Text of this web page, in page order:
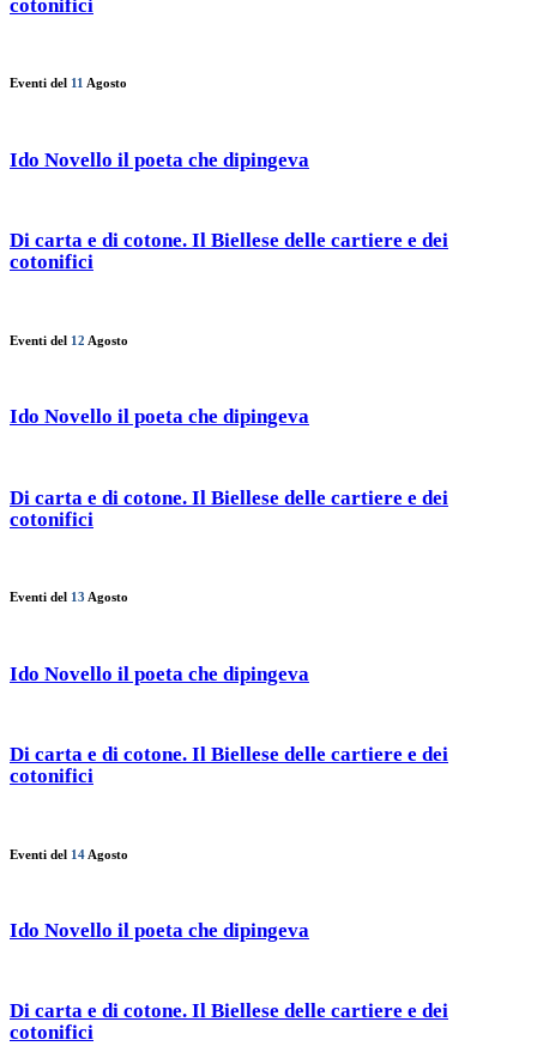
cotonifici
Eventi del 11 Agosto
Ido Novello il poeta che dipingeva
Di carta e di cotone. Il Biellese delle cartiere e dei
cotonifici
Eventi del 12 Agosto
Ido Novello il poeta che dipingeva
Di carta e di cotone. Il Biellese delle cartiere e dei
cotonifici
Eventi del 13 Agosto
Ido Novello il poeta che dipingeva
Di carta e di cotone. Il Biellese delle cartiere e dei
cotonifici
Eventi del 14 Agosto
Ido Novello il poeta che dipingeva
Di carta e di cotone. Il Biellese delle cartiere e dei
cotonifici